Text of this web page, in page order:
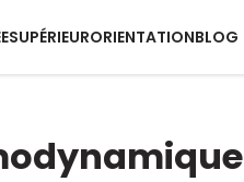
SUPÉRIEURORIENTATIONBLOG